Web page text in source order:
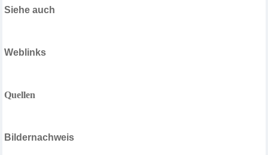
Siehe auch
Weblinks
Quellen
Bildernachweis